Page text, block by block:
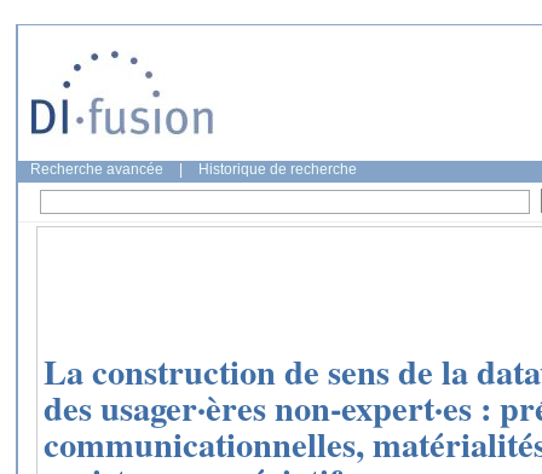
Recherche avancée Historique de recherche
La construction de sens de la
des usager·ères non-expert·es :
communicationnelles,